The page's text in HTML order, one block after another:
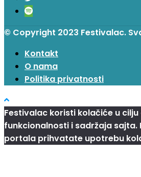
© Copyright 2023 Festivalac.
Kontakt
O nama
Politika privatnosti
Festivalac koristi kolačiće u
funkcionalnosti i sadržaja sajta.
portala prihvatate upotrebu